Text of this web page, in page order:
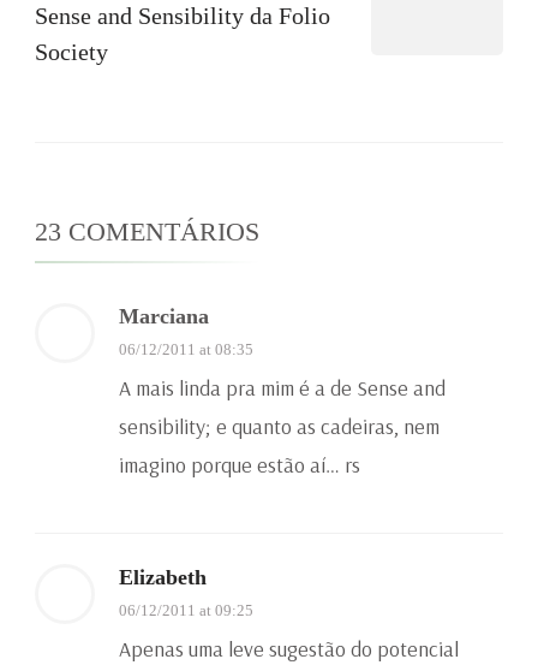
Sense and Sensibility da Folio
Society
23 COMENTÁRIOS
Marciana
06/12/2011 at 08:35
A mais linda pra mim é a de Sense and
sensibility; e quanto as cadeiras, nem
imagino porque estão aí… rs
Elizabeth
06/12/2011 at 09:25
Apenas uma leve sugestão do potencial